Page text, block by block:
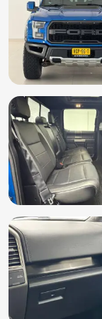
Elektrische ramen
Elektrisch
Elektrisch
Elektrisch
Elektrisch
Elektronische
Elektronisch
Extra getint glas
Getint glas
Hill hold functie
Hoofdsteunen
Isofix bevestiging
Keyless entry
Keyless start
LED achterlichten
LED